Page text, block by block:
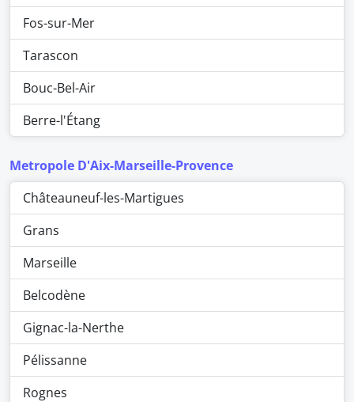
Fos-sur-Mer
Tarascon
Bouc-Bel-Air
Berre-l'Étang
Metropole D'Aix-Marseille-Provence
Châteauneuf-les-Martigues
Grans
Marseille
Belcodène
Gignac-la-Nerthe
Pélissanne
Rognes